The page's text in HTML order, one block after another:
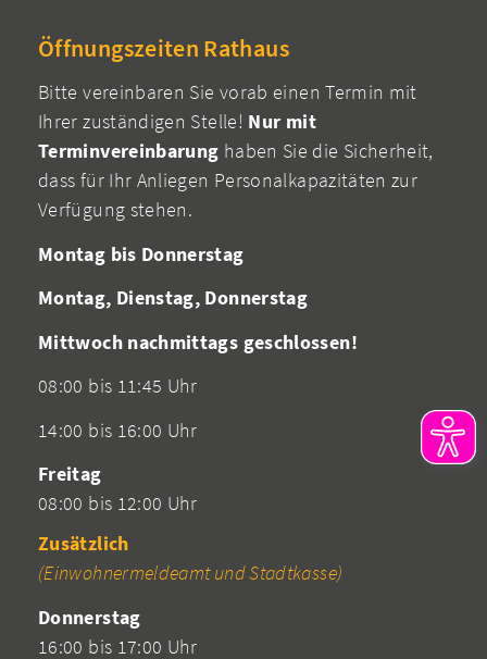
Öffnungszeiten Rathaus
Bitte vereinbaren Sie vorab einen Termin mit
Ihrer zuständigen Stelle! Nur mit
Terminvereinbarung haben Sie die Sicherheit,
dass für Ihr Anliegen Personalkapazitäten zur
Verfügung stehen.
Montag bis Donnerstag
Montag, Dienstag, Donnerstag
Mittwoch nachmittags geschlossen!
08:00 bis 11:45 Uhr
14:00 bis 16:00 Uhr
Freitag
08:00 bis 12:00 Uhr
Zusätzlich
(Einwohnermeldeamt und Stadtkasse)
Donnerstag
16:00 bis 17:00 Uhr